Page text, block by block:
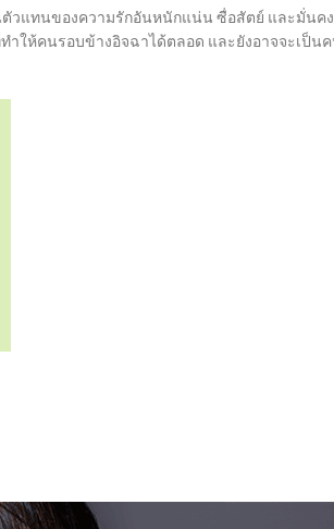
วแทนของความรักอันหนักแน่น ซื่อสัตย์ และมั่นคง
ำให้คนรอบข้างอิจฉาได้ตลอด และยังอาจจะเป็น